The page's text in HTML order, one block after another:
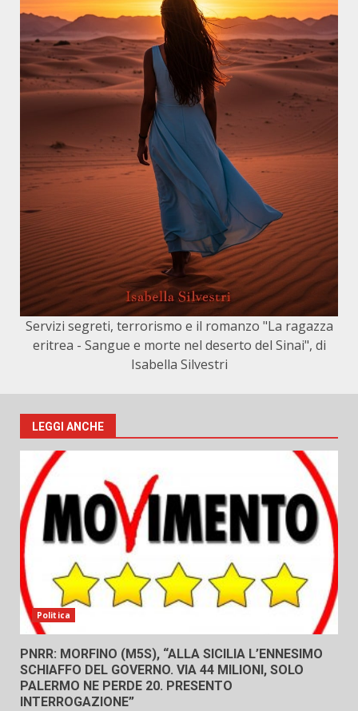
Servizi segreti, terrorismo e il romanzo "La ragazza
eritrea - Sangue e morte nel deserto del Sinai", di
Isabella Silvestri
LEGGI ANCHE
Politica
PNRR: MORFINO (M5S), “ALLA SICILIA L’ENNESIMO
SCHIAFFO DEL GOVERNO. VIA 44 MILIONI, SOLO
PALERMO NE PERDE 20. PRESENTO
INTERROGAZIONE”